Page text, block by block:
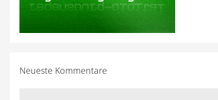
Neueste Kommentare